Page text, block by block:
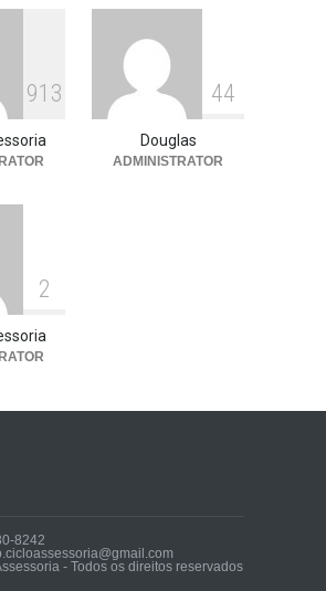
13 de julho de 2026
913 44
Douglas
ADMINISTRATOR
2
8242
- Todos os direitos reservados